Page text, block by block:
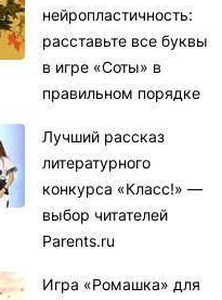
нейропластичность:
расставьте все буквы
в игре «Соты» в
правильном порядке
Лучший рассказ
литературного
конкурса «Класс!» —
выбор читателей
Parents.ru
Игра «Ромашка» для